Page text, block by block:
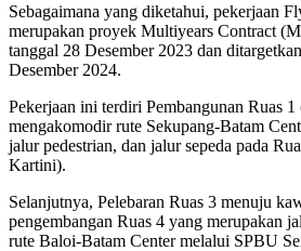
Sebagaimana yang diketahui, pekerjaan
merupakan proyek Multiyears Contract
tanggal 28 Desember 2023 dan
Desember 2024.
Pekerjaan ini terdiri Pembangunan Ruas
mengakomodir rute Sekupang-Batam
jalur pedestrian, dan jalur sepeda pada
Kartini).
Selanjutnya, Pelebaran Ruas 3 menuju
pengembangan Ruas 4 yang merupakan
rute Baloi-Batam Center melalui SPBU